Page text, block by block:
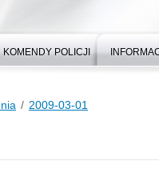
KOMENDY POLICJI
2009-03-01